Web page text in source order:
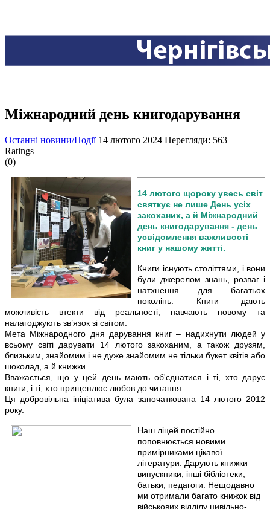
Міжнародний день книгодарування
Останні новини/Події 14 лютого 2024 Перегляди: 563
Ratings
(0)
14 лютого щороку увесь світ
святкує не лише День усіх
закоханих, а й Міжнародний
день книгодарування - день
усвідомлення важливості
книг у нашому житті.
Книги існують століттями, і вони
були джерелом знань, розваг і
натхнення для багатьох
поколінь. Книги дають
можливість втекти від реальності, навчають новому та
налагоджують зв’язок зі світом.
Мета Міжнародного дня дарування книг – надихнути людей у
всьому світі дарувати 14 лютого закоханим, а також друзям,
близьким, знайомим і не дуже знайомим не тільки букет квітів або
шоколад, а й книжки.
Вважається, що у цей день мають об'єднатися і ті, хто дарує
книги, і ті, хто прищеплює любов до читання.
Ця добровільна ініціатива була започаткована 14 лютого 2012
року.
Наш ліцей постійно
поповнюється новими
примірниками цікавої
літератури. Дарують книжки
випускники, інші бібліотеки,
батьки, педагоги. Нещодавно
ми отримали багато книжок від
військових відділу цивільно-